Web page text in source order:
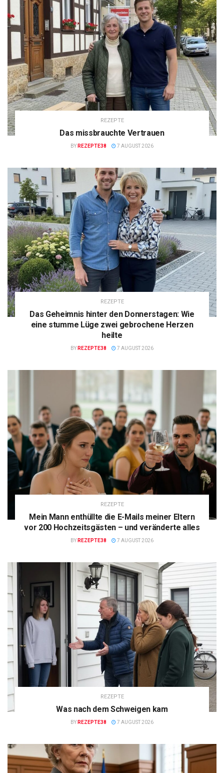
REZEPTE
Das missbrauchte Vertrauen
BY REZEPTE38 7 AUGUST 2026
REZEPTE
Das Geheimnis hinter den Donnerstagen: Wie
eine stumme Lüge zwei gebrochene Herzen
heilte
BY REZEPTE38 7 AUGUST 2026
REZEPTE
Mein Mann enthüllte die E-Mails meiner Eltern
vor 200 Hochzeitsgästen – und veränderte alles
BY REZEPTE38 7 AUGUST 2026
REZEPTE
Was nach dem Schweigen kam
BY REZEPTE38 7 AUGUST 2026